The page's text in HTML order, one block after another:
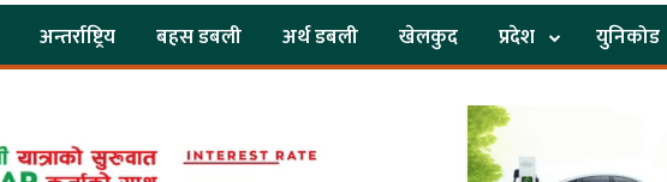
अन्तर्राष्ट्रिय बहस डबली अर्थ डबली खेलकुद प्रदेश युनिकोड